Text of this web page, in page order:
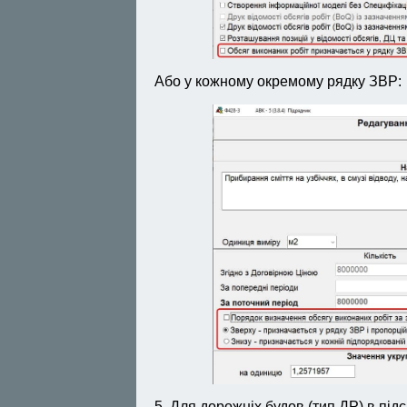
Або у кожному окремому рядку ЗВР: